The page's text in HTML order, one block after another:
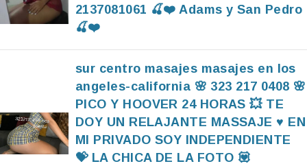
2137081061 🍒❤️ Adams y San Pedro
🍒❤️
sur centro masajes masajes en los
angeles-california 🌸 323 217 0408 🌸
PICO Y HOOVER 24 HORAS 💥 TE
DOY UN RELAJANTE MASSAJE ♥️ EN
MI PRIVADO SOY INDEPENDIENTE
💝 LA CHICA DE LA FOTO 💟